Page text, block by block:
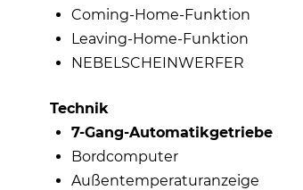
Coming-Home-Funktion
Leaving-Home-Funktion
NEBELSCHEINWERFER
Technik
7-Gang-Automatikgetriebe
Bordcomputer
Außentemperaturanzeige